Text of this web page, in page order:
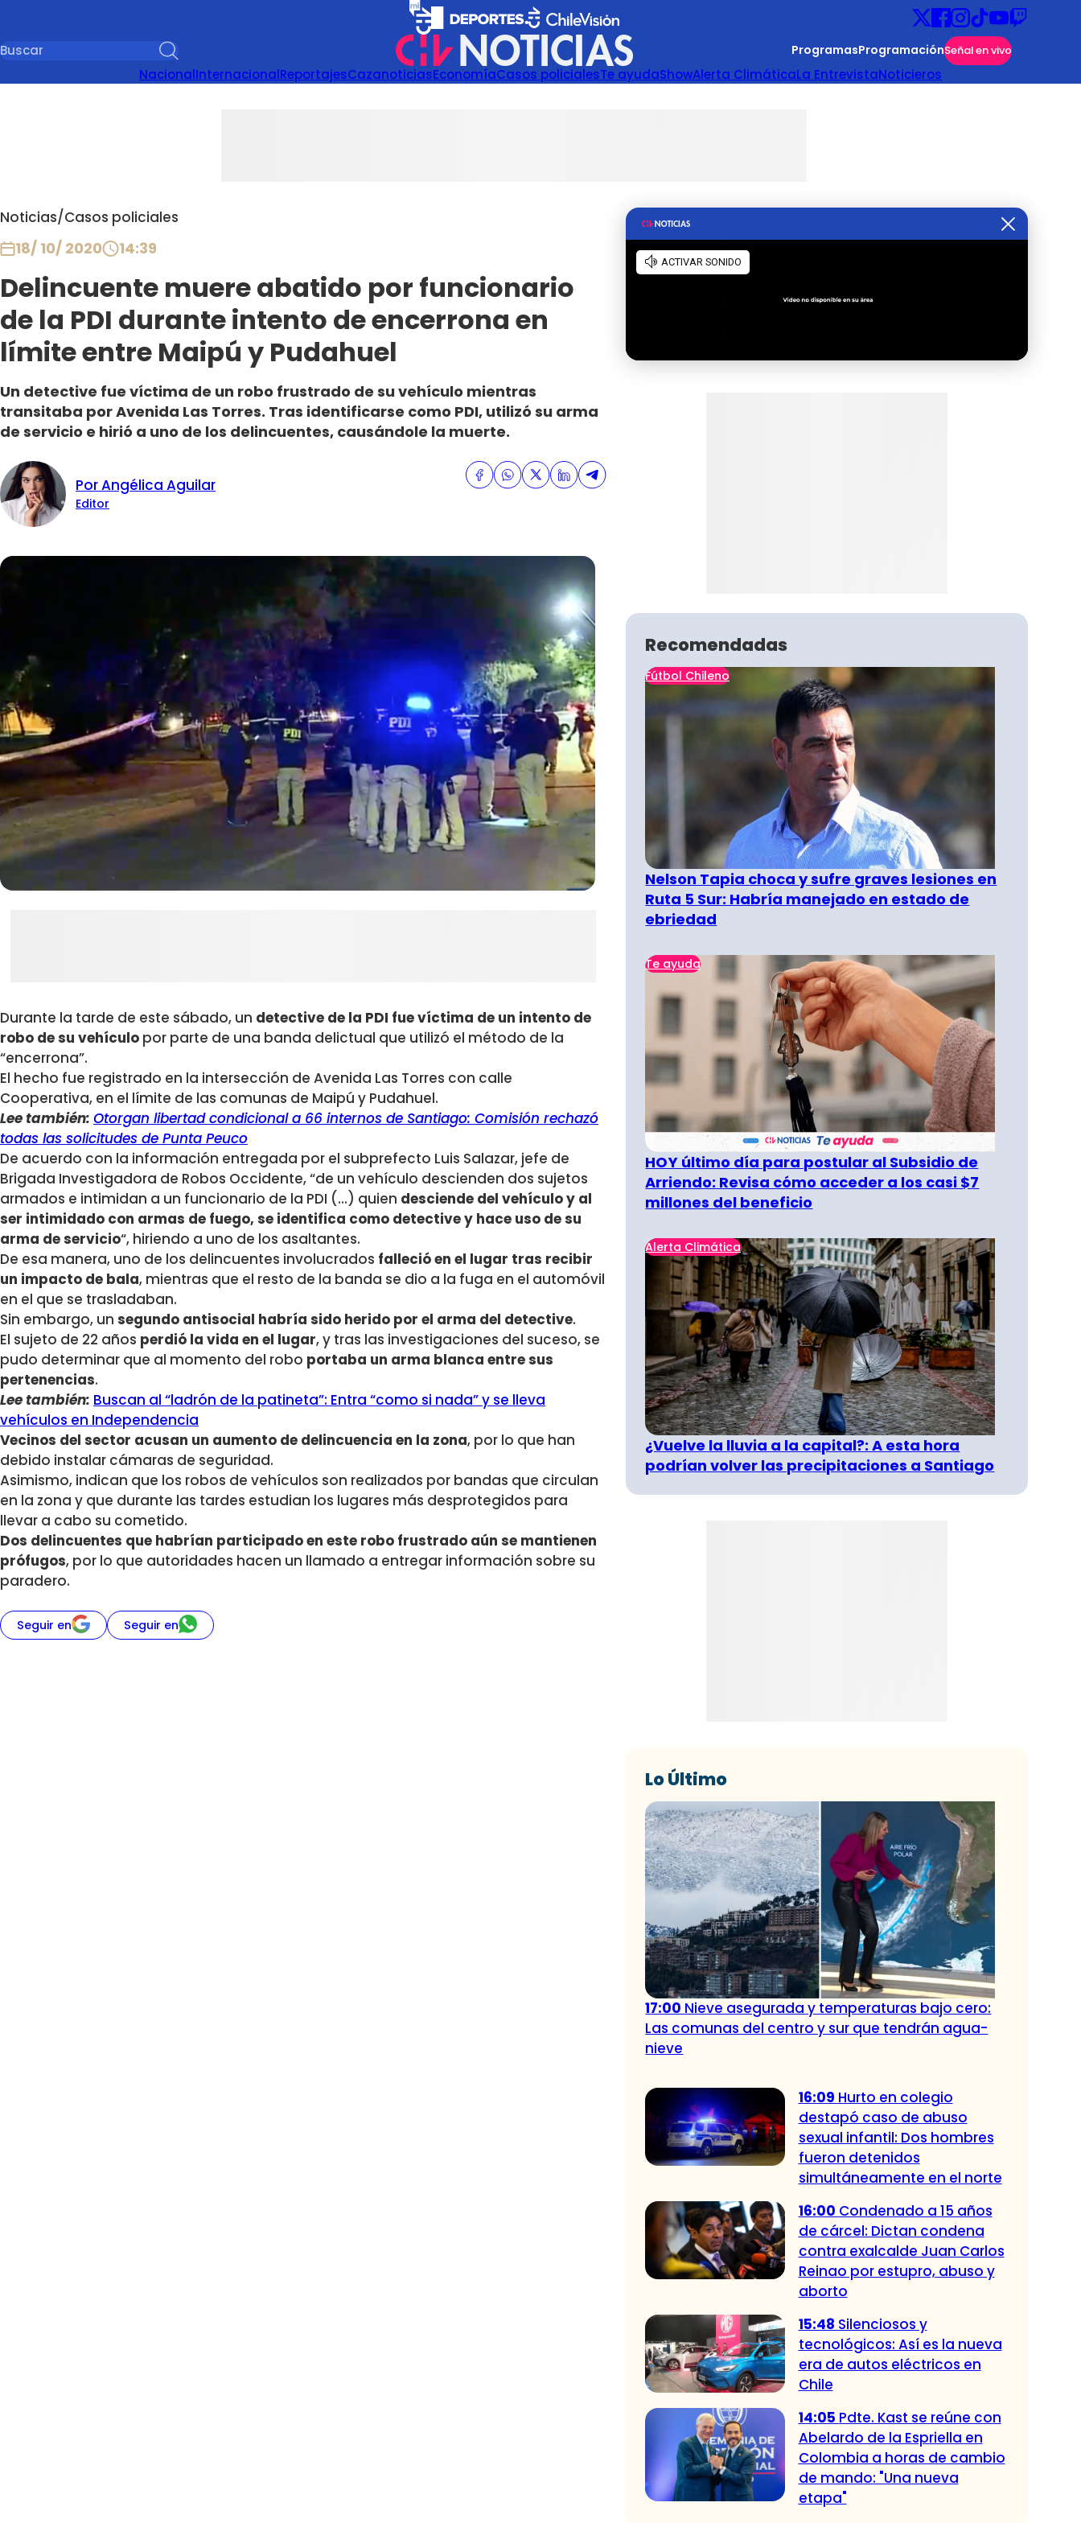
ProgramasProgramaciónSeñal en vivo
NacionalInternacionalReportajesCazanoticiasEconomíaCasos policialesTe ayudaShowAlerta ClimáticaLa EntrevistaNoticieros
Noticias/Casos policiales
18/ 10/ 2020 14:39
Delincuente muere abatido por funcionario
de la PDI durante intento de encerrona en
límite entre Maipú y Pudahuel
Un detective fue víctima de un robo frustrado de su vehículo mientras
transitaba por Avenida Las Torres. Tras identificarse como PDI, utilizó su arma
de servicio e hirió a uno de los delincuentes, causándole la muerte.
Por Angélica Aguilar
Editor
Durante la tarde de este sábado, un detective de la PDI fue víctima de un intento de
robo de su vehículo por parte de una banda delictual que utilizó el método de la
“encerrona”.
El hecho fue registrado en la intersección de Avenida Las Torres con calle
Cooperativa, en el límite de las comunas de Maipú y Pudahuel.
Lee también: Otorgan libertad condicional a 66 internos de Santiago: Comisión rechazó
todas las solicitudes de Punta Peuco
De acuerdo con la información entregada por el subprefecto Luis Salazar, jefe de
Brigada Investigadora de Robos Occidente, “de un vehículo descienden dos sujetos
armados e intimidan a un funcionario de la PDI (…) quien desciende del vehículo y al
ser intimidado con armas de fuego, se identifica como detective y hace uso de su
arma de servicio“, hiriendo a uno de los asaltantes.
De esa manera, uno de los delincuentes involucrados falleció en el lugar tras recibir
un impacto de bala, mientras que el resto de la banda se dio a la fuga en el automóvil
en el que se trasladaban.
Sin embargo, un segundo antisocial habría sido herido por el arma del detective.
El sujeto de 22 años perdió la vida en el lugar, y tras las investigaciones del suceso, se
pudo determinar que al momento del robo portaba un arma blanca entre sus
pertenencias.
Lee también: Buscan al “ladrón de la patineta”: Entra “como si nada” y se lleva
vehículos en Independencia
Vecinos del sector acusan un aumento de delincuencia en la zona, por lo que han
debido instalar cámaras de seguridad.
Asimismo, indican que los robos de vehículos son realizados por bandas que circulan
en la zona y que durante las tardes estudian los lugares más desprotegidos para
llevar a cabo su cometido.
Dos delincuentes que habrían participado en este robo frustrado aún se mantienen
prófugos, por lo que autoridades hacen un llamado a entregar información sobre su
paradero.
Seguir en Seguir en
Recomendadas
Fútbol Chileno
Nelson Tapia choca y sufre graves lesiones en
Ruta 5 Sur: Habría manejado en estado de
ebriedad
Te ayuda
HOY último día para postular al Subsidio de
Arriendo: Revisa cómo acceder a los casi $7
millones del beneficio
Alerta Climática
¿Vuelve la lluvia a la capital?: A esta hora
podrían volver las precipitaciones a Santiago
Lo Último
17:00 Nieve asegurada y temperaturas bajo cero:
Las comunas del centro y sur que tendrán agua-
nieve
16:09 Hurto en colegio
destapó caso de abuso
sexual infantil: Dos hombres
fueron detenidos
simultáneamente en el norte
16:00 Condenado a 15 años
de cárcel: Dictan condena
contra exalcalde Juan Carlos
Reinao por estupro, abuso y
aborto
15:48 Silenciosos y
tecnológicos: Así es la nueva
era de autos eléctricos en
Chile
14:05 Pdte. Kast se reúne con
Abelardo de la Espriella en
Colombia a horas de cambio
de mando: "Una nueva
etapa"